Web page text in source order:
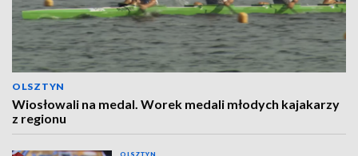
OLSZTYN
Wiosłowali na medal. Worek medali młodych kajakarzy
z regionu
OLSZTYN